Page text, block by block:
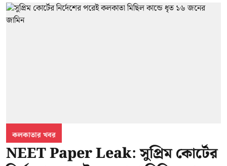
কলকাতার খবর
NEET Paper Leak: সুপ্রিম কোর্টের